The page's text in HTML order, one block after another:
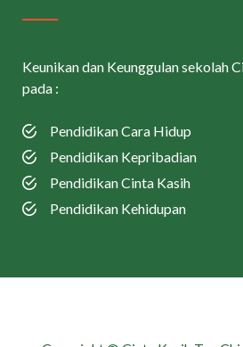
Keunikan dan Keunggulan sekolah
pada :
Pendidikan Cara Hidup
Pendidikan Kepribadian
Pendidikan Cinta Kasih
Pendidikan Kehidupan